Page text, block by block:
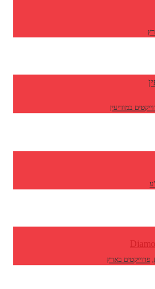
במודיעין
, פרוייקטים בארץ